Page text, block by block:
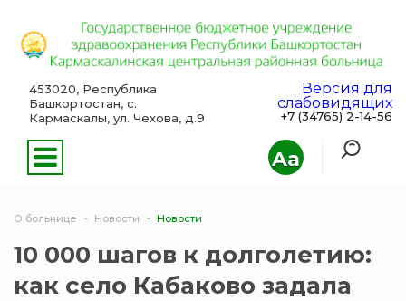
Aa
453020, Республика
Башкортостан, с.
Кармаскалы, ул. Чехова, д.9
Версия для
слабовидящих
+7 (34765) 2-14-56
О больнице Новости Новости
10 000 шагов к долголетию:
как село Кабаково задала